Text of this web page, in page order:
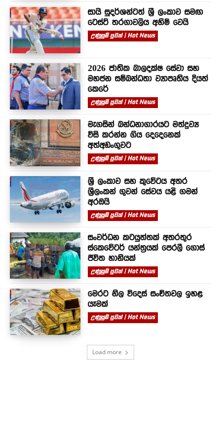
සායි සුදර්ශන්ටත් ශ්‍රී ලංකාව සමඟ
ටෙස්ට් තරගාවලිය අහිමි වෙයි
උණුසුම් පුවත් | Hot News
2026 ජාතික බාලදක්ෂ සේවා සහ
මහජන සම්බන්ධතා ව්‍යාපෘතිය දියත්
කෙරේ
උණුසුම් පුවත් | Hot News
මැගසින් බන්ධනාගාරයට මත්ද්‍රව්‍ය
විසි කරන්න ගිය දෙදෙනෙක්
අත්අඩංගුවට
උණුසුම් පුවත් | Hot News
ශ්‍රී ලංකාව සහ කුවේටය අතර
ශ්‍රීලංකන් ගුවන් සේවය යළි ගමන්
අරඹයි
උණුසුම් පුවත් | Hot News
සංවර්ධන කටයුත්තක් අතරතුර
ස්කෙවේටර් යන්ත්‍රයක් පෙරලී ගොස්
ජීවිත හානියක්
උණුසුම් පුවත් | Hot News
මෙරට නිල විදෙස් සංචිතවල ඉහළ
යෑමක්
උණුසුම් පුවත් | Hot News
Load more